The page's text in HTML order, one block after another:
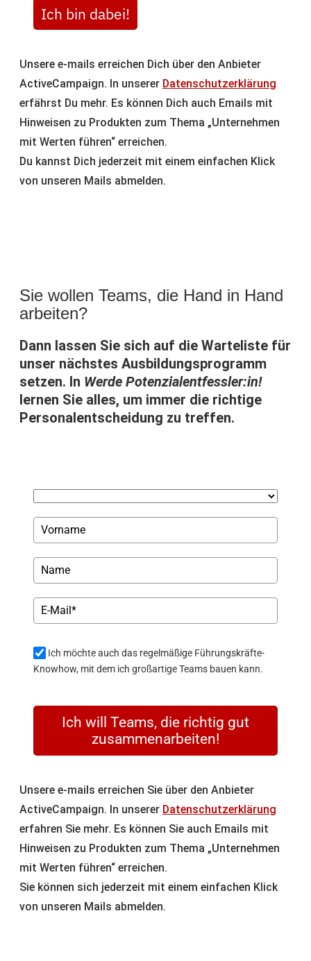
Ich bin dabei!
Unsere e-mails erreichen Dich über den Anbieter
ActiveCampaign. In unserer Datenschutzerklärung
erfährst Du mehr. Es können Dich auch Emails mit
Hinweisen zu Produkten zum Thema „Unternehmen
mit Werten führen“ erreichen.
Du kannst Dich jederzeit mit einem einfachen Klick
von unseren Mails abmelden.
Sie wollen Teams, die Hand in Hand
arbeiten?
Dann lassen Sie sich auf die Warteliste für
unser nächstes Ausbildungsprogramm
setzen. In Werde Potenzialentfessler:in!
lernen Sie alles, um immer die richtige
Personalentscheidung zu treffen.
Ich möchte auch das regelmäßige Führungskräfte-
Knowhow, mit dem ich großartige Teams bauen kann.
Ich will Teams, die richtig gut
zusammenarbeiten!
Unsere e-mails erreichen Sie über den Anbieter
ActiveCampaign. In unserer Datenschutzerklärung
erfahren Sie mehr. Es können Sie auch Emails mit
Hinweisen zu Produkten zum Thema „Unternehmen
mit Werten führen“ erreichen.
Sie können sich jederzeit mit einem einfachen Klick
von unseren Mails abmelden.